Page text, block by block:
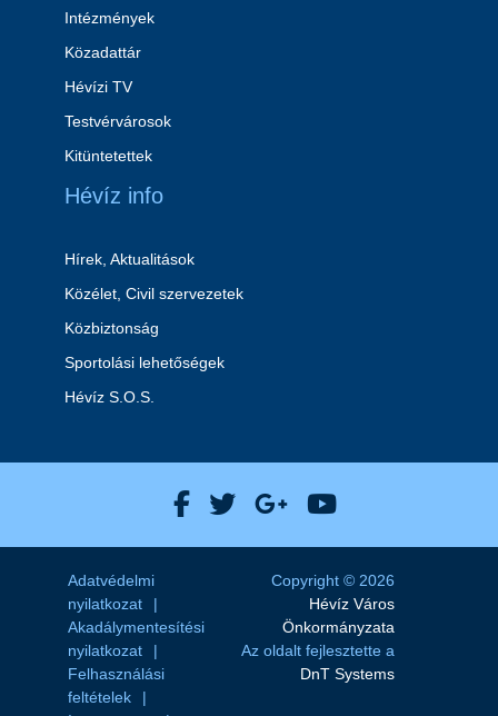
Intézmények
Közadattár
Hévízi TV
Testvérvárosok
Kitüntetettek
Hévíz info
Hírek, Aktualitások
Közélet, Civil szervezetek
Közbiztonság
Sportolási lehetőségek
Hévíz S.O.S.
Hévíz Város Facebook
Hévíz Város X
Hévíz Város
Hévíz Város
Adatvédelmi
nyilatkozat
Akadálymentesítési
nyilatkozat
Felhasználási
feltételek
Copyright © 2026
Hévíz Város
Önkormányzata
Az oldalt fejlesztette a
DnT Systems